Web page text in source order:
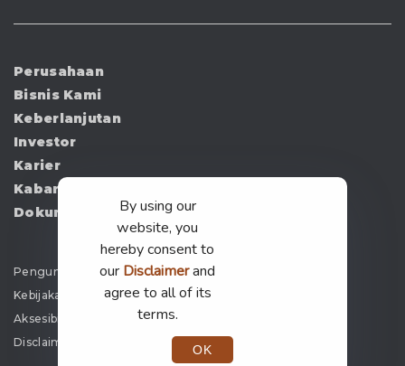
Perusahaan
Bisnis Kami
Keberlanjutan
Investor
Karier
Kabar
Dokumen
Pengumuman
Kebijakan Privasi
Aksesibilitas
Disclaimer
By using our
website, you
hereby consent to
our Disclaimerand
agree to all of its
terms.
OK